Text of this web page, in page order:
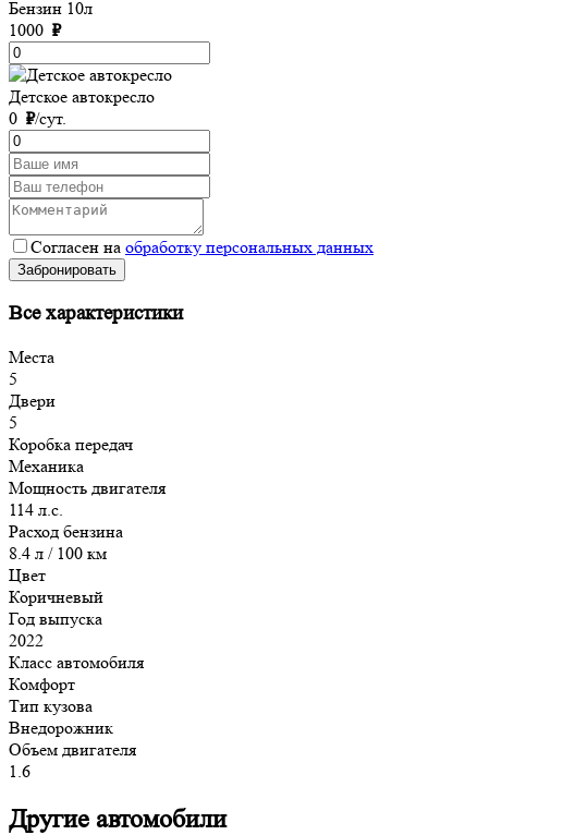
Бензин 10л
1000 ₽
Детское автокресло
0 ₽/сут.
Согласен на обработку персональных данных
Забронировать
Все характеристики
Места
5
Двери
5
Коробка передач
Механика
Мощность двигателя
114 л.с.
Расход бензина
8.4 л / 100 км
Цвет
Коричневый
Год выпуска
2022
Класс автомобиля
Комфорт
Тип кузова
Внедорожник
Объем двигателя
1.6
Другие автомобили